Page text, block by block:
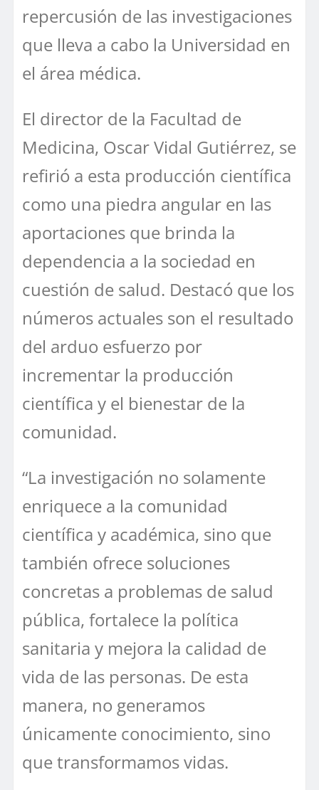
repercusión de las investigaciones
que lleva a cabo la Universidad en
el área médica.
El director de la Facultad de
Medicina, Oscar Vidal Gutiérrez, se
refirió a esta producción científica
como una piedra angular en las
aportaciones que brinda la
dependencia a la sociedad en
cuestión de salud. Destacó que los
números actuales son el resultado
del arduo esfuerzo por
incrementar la producción
científica y el bienestar de la
comunidad.
“La investigación no solamente
enriquece a la comunidad
científica y académica, sino que
también ofrece soluciones
concretas a problemas de salud
pública, fortalece la política
sanitaria y mejora la calidad de
vida de las personas. De esta
manera, no generamos
únicamente conocimiento, sino
que transformamos vidas.